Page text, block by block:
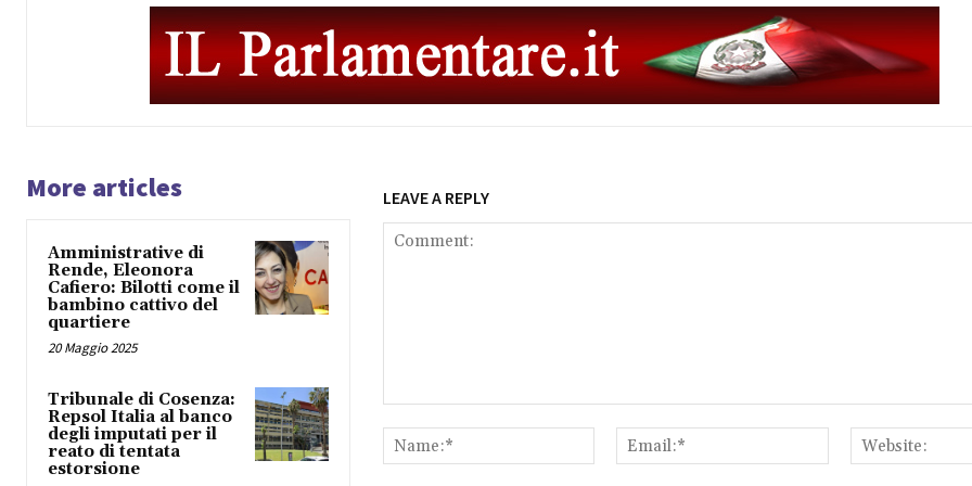
More articles
Amministrative di
Rende, Eleonora
Cafiero: Bilotti come il
bambino cattivo del
quartiere
20 Maggio 2025
Tribunale di Cosenza:
Repsol Italia al banco
degli imputati per il
reato di tentata
estorsione
LEAVE A REPLY
Name:*
Email:*